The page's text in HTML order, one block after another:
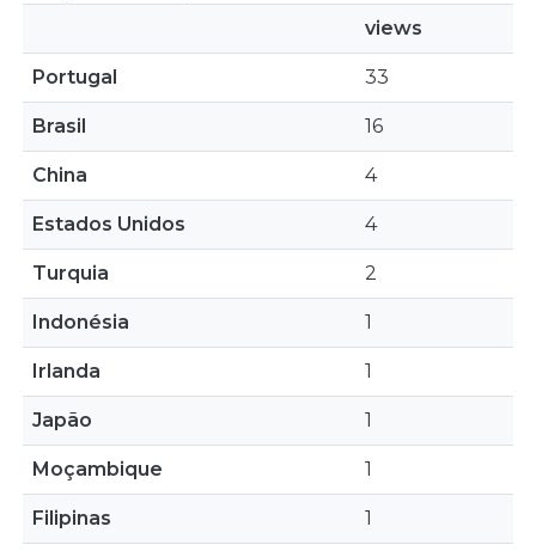
views
Portugal 33
Brasil 16
China 4
Estados Unidos 4
Turquia 2
Indonésia 1
Irlanda 1
Japão 1
Moçambique 1
Filipinas 1